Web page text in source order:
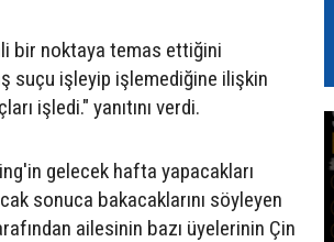
bir noktaya temas ettiğini
suçu işleyip işlemediğine ilişkin
işledi." yanıtını verdi.
gelecek hafta yapacakları
sonuca bakacaklarını söyleyen
ailesinin bazı üyelerinin Çin